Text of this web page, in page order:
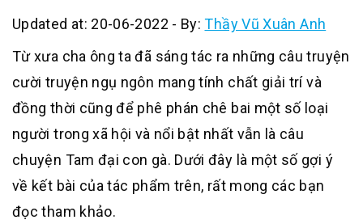
Updated at: 20-06-2022 - By:Thầy Vũ Xuân Anh
Từ xưa cha ông ta đã sáng tác ra những câu truyện
cười truyện ngụ ngôn mang tính chất giải trí và
đồng thời cũng để phê phán chê bai một số loại
người trong xã hội và nổi bật nhất vẫn là câu
chuyện Tam đại con gà. Dưới đây là một số gợi ý
về kết bài của tác phẩm trên, rất mong các bạn
đọc tham khảo.